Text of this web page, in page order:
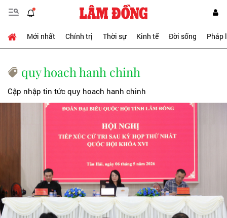
Mới nhất Chính trị Thời sự Kinh tế Đời sống Pháp
quy hoach hanh chinh
Cập nhập tin tức quy hoach hanh chinh